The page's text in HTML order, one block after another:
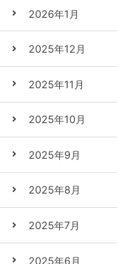
2026年1月
2025年12月
2025年11月
2025年10月
2025年9月
2025年8月
2025年7月
2025年6月